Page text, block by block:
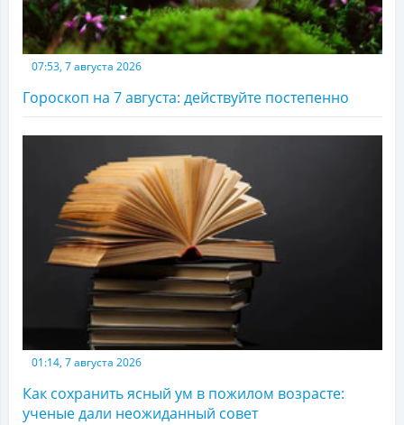
07:53, 7 августа 2026
Гороскоп на 7 августа: действуйте постепенно
01:14, 7 августа 2026
Как сохранить ясный ум в пожилом возрасте:
ученые дали неожиданный совет